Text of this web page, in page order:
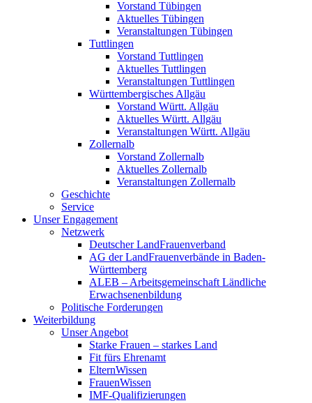
Vorstand Tübingen
Aktuelles Tübingen
Veranstaltungen Tübingen
Tuttlingen
Vorstand Tuttlingen
Aktuelles Tuttlingen
Veranstaltungen Tuttlingen
Württembergisches Allgäu
Vorstand Württ. Allgäu
Aktuelles Württ. Allgäu
Veranstaltungen Württ. Allgäu
Zollernalb
Vorstand Zollernalb
Aktuelles Zollernalb
Veranstaltungen Zollernalb
Geschichte
Service
Unser Engagement
Netzwerk
Deutscher LandFrauenverband
AG der LandFrauenverbände in Baden-
Württemberg
ALEB – Arbeitsgemeinschaft Ländliche
Erwachsenenbildung
Politische Forderungen
Weiterbildung
Unser Angebot
Starke Frauen – starkes Land
Fit fürs Ehrenamt
ElternWissen
FrauenWissen
IMF-Qualifizierungen